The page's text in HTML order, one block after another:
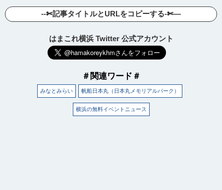
--✄記事タイトルとURLをコピーする-✄—
はまこれ横浜 Twitter 公式アカウント
＃関連ワード＃
みなとみらい 帆船日本丸（日本丸メモリアルパーク）
横浜の無料イベントニュース